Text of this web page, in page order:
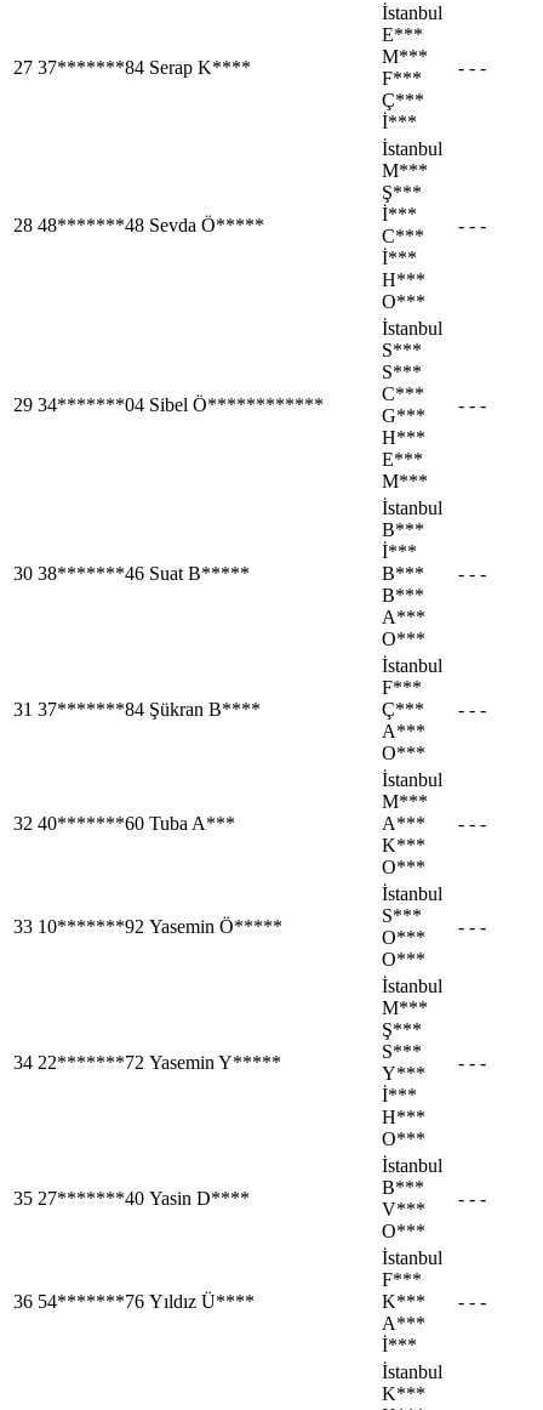
27 37*******84 Serap K****
İstanbul
E***
M***
F***
Ç***
İ***
- - -
28 48*******48 Sevda Ö*****
İstanbul
M***
Ş***
İ***
C***
İ***
H***
O***
- - -
29 34*******04 Sibel Ö************
İstanbul
S***
S***
C***
G***
H***
E***
M***
- - -
30 38*******46 Suat B*****
İstanbul
B***
İ***
B***
B***
A***
O***
- - -
31 37*******84 Şükran B****
İstanbul
F***
Ç***
A***
O***
- - -
32 40*******60 Tuba A***
İstanbul
M***
A***
K***
O***
- - -
33 10*******92 Yasemin Ö*****
İstanbul
S***
O***
O***
- - -
34 22*******72 Yasemin Y*****
İstanbul
M***
Ş***
S***
Y***
İ***
H***
O***
- - -
35 27*******40 Yasin D****
İstanbul
B***
V***
O***
- - -
36 54*******76 Yıldız Ü****
İstanbul
F***
K***
A***
İ***
- - -
İstanbul
K***